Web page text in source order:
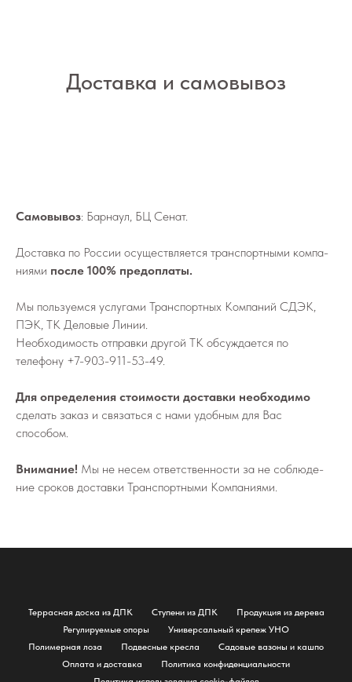
Доставка и самовывоз
Самовывоз: Барнаул, БЦ Сенат.
До­став­ка по России осу­ществ­ля­ет­ся транс­порт­ны­ми ком­па­
ни­я­ми после 100% предоплаты.
Мы поль­зу­ем­ся услу­га­ми Транс­порт­ных Ком­па­ний СДЭК,
ПЭК, ТК Деловые Линии.
Не­об­хо­ди­мо­сть от­прав­ки дру­гой ТК об­суж­да­ет­ся по
телефону +7-903-911-53-49.
Для определения стоимости доставки необходимо
сделать заказ и связаться с нами удобным для Вас
способом.
Внимание! Мы не не­сем от­вет­ствен­но­сти за не со­блю­де­
ние сро­ков до­став­ки Транс­порт­ны­ми Ком­па­ни­я­ми.
Террасная доска из ДПК Ступени из ДПК
Продукция из дерева
Регулируемые опоры
Универсальный крепеж УНО
Полимерная лоза
Подвесные кресла
Садовые вазоны и кашпо
Оплата и доставка
Политика конфиденциальности